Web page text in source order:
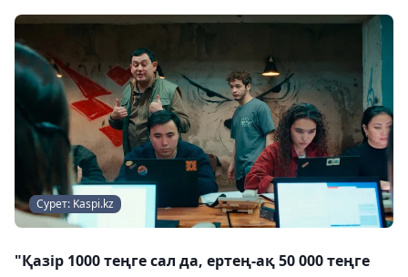
Сурет: Kaspi.kz
"Қазір 1000 теңге сал да, ертең-ақ 50 000 теңге